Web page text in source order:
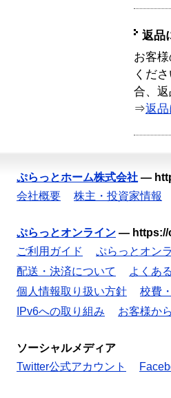
返品
お客
くだ
合、
⇒返
ぷらっとホーム株式会社 —
会社概要
株主・投資家情報
ぷらっとオンライン —
ご利用ガイド
ぷらっとオン
配送・決済について
よくあ
個人情報取り扱い方針
校費
IPv6への取り組み
お客様か
ソーシャルメディア
Twitter公式アカウント